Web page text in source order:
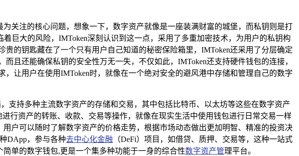
关注的核心问题，想象一下，数字资产就像是一座装满财富的城堡，而私钥则是打
巨大的风险，IMToken深刻认识到这一点，采用了多重加密技术，为用户的私钥构
的钥匙藏在了一个只有用户自己知道的秘密保险箱里，IMToken还采用了分层确定
且还能确保私钥的安全性万无一失，不仅如此，IMToken还支持硬件钱包的连接，
让用户在使用IMToken时，就像在一个绝对安全的避风港中存储和管理自己的数字
支持多种主流数字资产的存储和交易，其中包括比特币、以太坊等这些在数字资产
行资产的转账、收款、交易等操作，就像在现实生活中使用钱包进行日常交易一样
户可以随时了解数字资产的价格走势，根据市场动态做出更加明智、精准的投资决
DApp，参与各种去中心化金融 （DeFi）项目，如借贷、质押、交易等，这种一站式
单的数字钱包,更是一个集多种功能于一身的综合性数字资产管理平台。